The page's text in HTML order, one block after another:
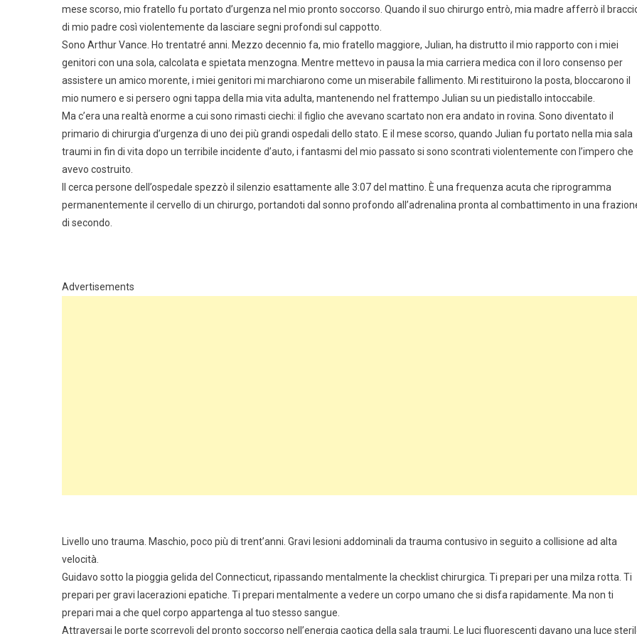
mese scorso, mio fratello fu portato d’urgenza nel mio pronto soccorso. Quando il suo chirurgo entrò, mia madre afferrò il
di mio padre così violentemente da lasciare segni profondi sul cappotto.
Sono Arthur Vance. Ho trentatré anni. Mezzo decennio fa, mio fratello maggiore, Julian, ha distrutto il mio rapporto con i miei
genitori con una sola, calcolata e spietata menzogna. Mentre mettevo in pausa la mia carriera medica con il loro consenso per
assistere un amico morente, i miei genitori mi marchiarono come un miserabile fallimento. Mi restituirono la posta, bloccarono il
mio numero e si persero ogni tappa della mia vita adulta, mantenendo nel frattempo Julian su un piedistallo intoccabile.
Ma c’era una realtà enorme a cui sono rimasti ciechi: il figlio che avevano scartato non era andato in rovina. Sono diventato il
primario di chirurgia d’urgenza di uno dei più grandi ospedali dello stato. E il mese scorso, quando Julian fu portato nella mia sala
traumi in fin di vita dopo un terribile incidente d’auto, i fantasmi del mio passato si sono scontrati violentemente con l’impero che
avevo costruito.
Il cerca persone dell’ospedale spezzò il silenzio esattamente alle 3:07 del mattino. È una frequenza acuta che riprogramma
permanentemente il cervello di un chirurgo, portandoti dal sonno profondo all’adrenalina pronta al combattimento in una
di secondo.
Advertisements
Livello uno trauma. Maschio, poco più di trent’anni. Gravi lesioni addominali da trauma contusivo in seguito a collisione ad alta
velocità.
Guidavo sotto la pioggia gelida del Connecticut, ripassando mentalmente la checklist chirurgica. Ti prepari per una milza rotta. Ti
prepari per gravi lacerazioni epatiche. Ti prepari mentalmente a vedere un corpo umano che si disfa rapidamente. Ma non ti
prepari mai a che quel corpo appartenga al tuo stesso sangue.
Attraversai le porte scorrevoli del pronto soccorso nell’energia caotica della sala traumi. Le luci fluorescenti davano una luce